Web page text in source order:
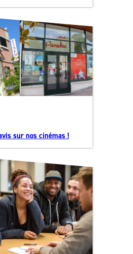
sur nos cinémas !